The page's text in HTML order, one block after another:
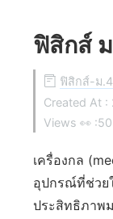
ฟิสิกส์
ฟิสิกส์-ม.4
Created At :
Views 👀 :50
เครื่องกล
อุปกรณ์ที่ช่วย
ประสิทธิภาพ